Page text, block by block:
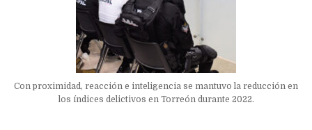
Con proximidad, reacción e inteligencia se mantuvo la reducción en
los índices delictivos en Torreón durante 2022.